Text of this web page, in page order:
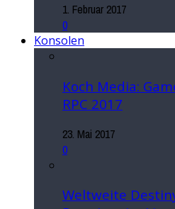
1. Februar 2017
0
Konsolen
Koch Media:
RPC 2017
23. Mai 2017
0
Weltweite